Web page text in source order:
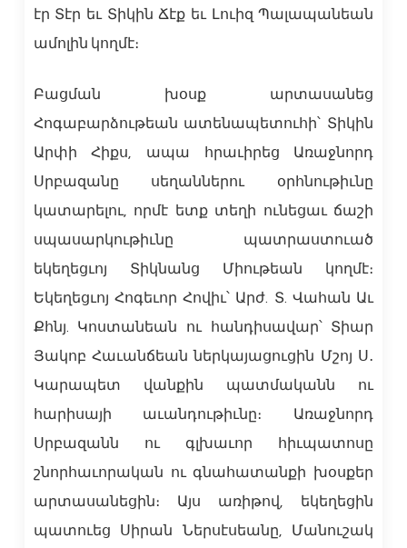
էր Տէր եւ Տիկին Ճէք եւ Լուիզ Պալապանեան
ամոլին կողմէ։
Բացման խօսք արտասանեց
Հոգաբարձութեան ատենապետուհի՝ Տիկին
Արփի Հիքս, ապա հրաւիրեց Առաջնորդ
Սրբազանը սեղաններու օրհնութիւնը
կատարելու, որմէ ետք տեղի ունեցաւ ճաշի
սպասարկութիւնը պատրաստուած
եկեղեցւոյ Տիկնանց Միութեան կողմէ։
Եկեղեցւոյ Հոգեւոր Հովիւ՝ Արժ. Տ. Վահան Աւ
Քհնյ. Կոստանեան ու հանդիսավար՝ Տիար
Յակոբ Հաւանճեան ներկայացուցին Մշոյ Ս․
Կարապետ վանքին պատմականն ու
հարիսայի աւանդութիւնը։ Առաջնորդ
Սրբազանն ու գլխաւոր հիւպատոսը
շնորհաւորական ու գնահատանքի խօսքեր
արտասանեցին։ Այս առիթով, եկեղեցին
պատուեց Սիրան Ներսէսեանը, Մանուշակ